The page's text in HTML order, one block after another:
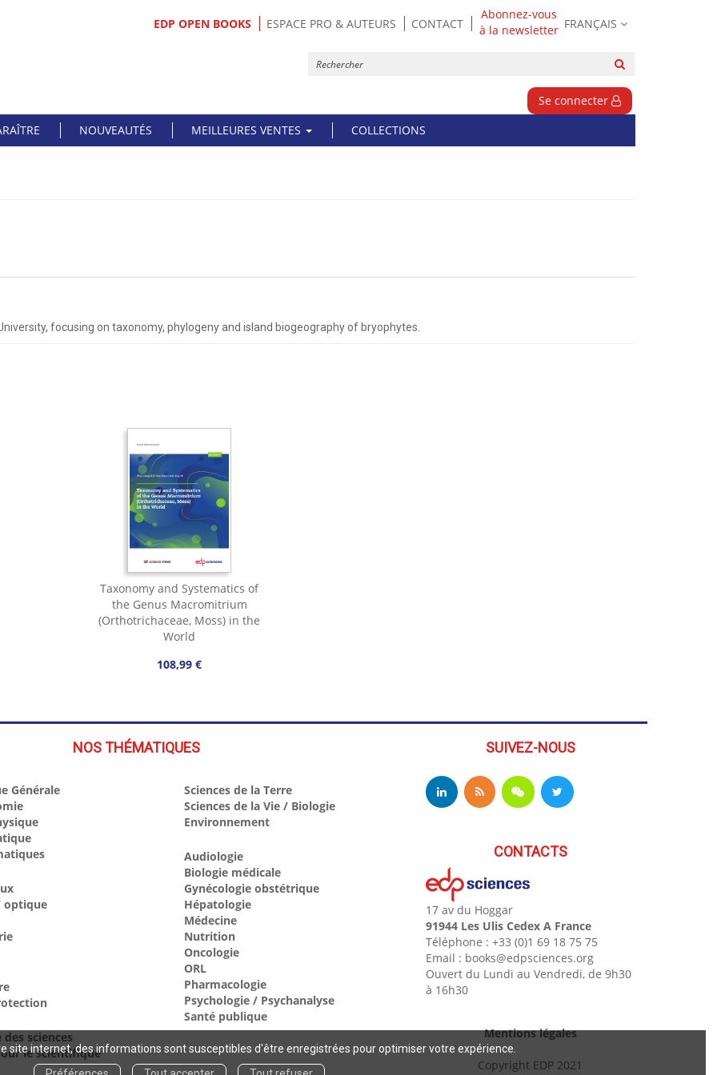
site internet, des informations sont susceptibles d'être enregistrées pour optimiser votre expérience.
EDP OPEN BOOKS ESPACE PRO & AUTEURS CONTACT
Abonnez-vous
à la newsletter FRANÇAIS
Se connecter
NOUVEAUTÉS MEILLEURES VENTES COLLECTIONS
focusing on taxonomy, phylogeny and island biogeography of bryophytes.
Taxonomy and Systematics of
the Genus Macromitrium
(Orthotrichaceae, Moss) in the
World
108,99 €
NOS THÉMATIQUES
Générale
optique
sciences
le scientifique
Sciences de la Terre
Sciences de la Vie / Biologie
Environnement
Audiologie
Biologie médicale
Gynécologie obstétrique
Hépatologie
Médecine
Nutrition
Oncologie
ORL
Pharmacologie
Psychologie / Psychanalyse
Santé publique
SUIVEZ-NOUS
CONTACTS
17 av du Hoggar
91944 Les Ulis Cedex A France
Téléphone : +33 (0)1 69 18 75 75
Email : books@edpsciences.org
Ouvert du Lundi au Vendredi, de 9h30
à 16h30
Mentions légales
Copyright EDP 2021